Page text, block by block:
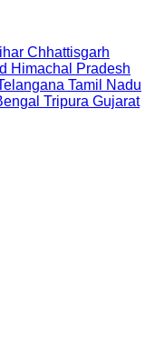
Chhattisgarh
Himachal Pradesh
Tamil Nadu
Tripura Gujarat